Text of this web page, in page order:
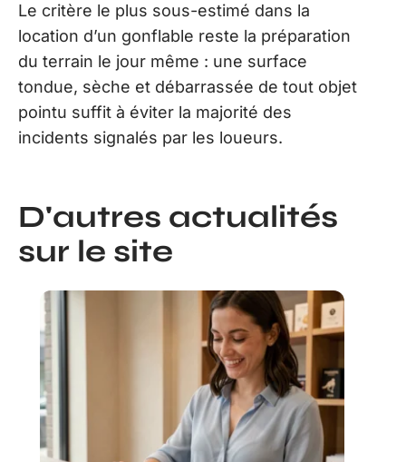
Le critère le plus sous-estimé dans la
location d’un gonflable reste la préparation
du terrain le jour même : une surface
tondue, sèche et débarrassée de tout objet
pointu suffit à éviter la majorité des
incidents signalés par les loueurs.
D'autres actualités
sur le site